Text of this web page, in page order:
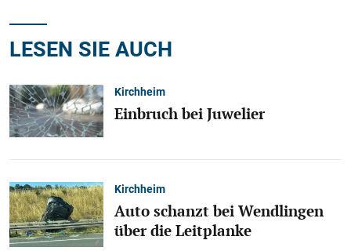
LESEN SIE AUCH
Kirchheim
Einbruch bei Juwelier
Kirchheim
Auto schanzt bei Wendlingen
über die Leitplanke